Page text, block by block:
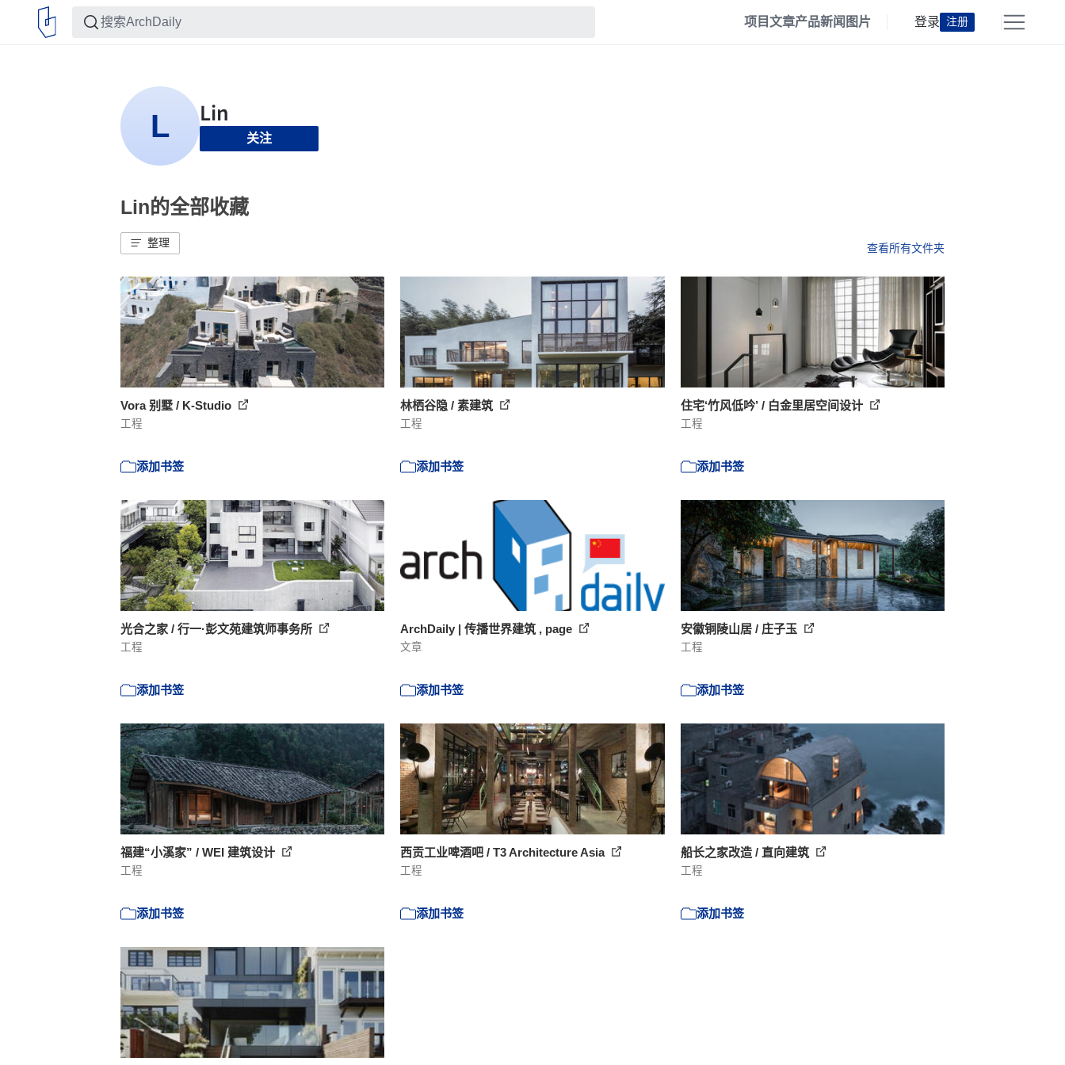
项目文章产品新闻 图片 登录 注册
关注
Lin的全部收藏
整理 查看所有文件夹
Vora 别墅 / K-Studio
工程
添加书签
林栖谷隐 / 素建筑
工程
添加书签
住宅‘竹风低吟’ / 白金里居空间设计
工程
添加书签
光合之家 / 行一·彭文苑建筑师事务所
工程
添加书签
ArchDaily | 传播世界建筑 , page
文章
添加书签
安徽铜陵山居 / 庄子玉
工程
添加书签
福建“小溪家” / WEI 建筑设计
工程
添加书签
西贡工业啤酒吧 / T3 Architecture Asia
工程
添加书签
船长之家改造 / 直向建筑
工程
添加书签